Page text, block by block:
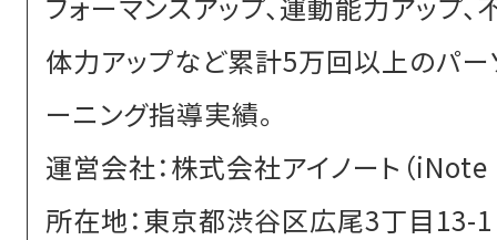
体力アップなど累計5万回以上のパー
ーニング指導実績。
運営会社：株式会社アイノート（iNote
所在地：東京都渋谷区広尾3丁目13-1